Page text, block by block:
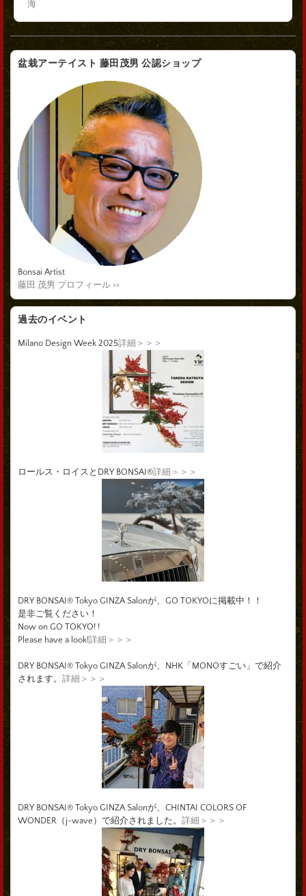
海
盆栽アーテイスト 藤田茂男 公認ショップ
Bonsai Artist
藤田 茂男 プロフィール >>
過去のイベント
Milano Design Week 2025詳細＞＞＞
ロールス・ロイスとDRY BONSAI®詳細＞＞＞
DRY BONSAI® Tokyo GINZA Salonが、GO TOKYOに掲載中！！
是非ご覧ください！
Now on GO TOKYO! !
Please have a look!詳細＞＞＞
DRY BONSAI® Tokyo GINZA Salonが、NHK「MONOすごい」で紹介
されます。 詳細＞＞＞
DRY BONSAI® Tokyo GINZA Salonが、CHINTAI COLORS OF
WONDER（j-wave）で紹介されました。 詳細＞＞＞